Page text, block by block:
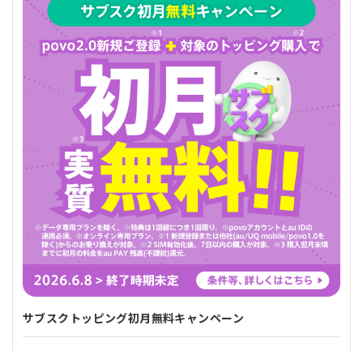
サブスクトッピング初月無料キャンペーン